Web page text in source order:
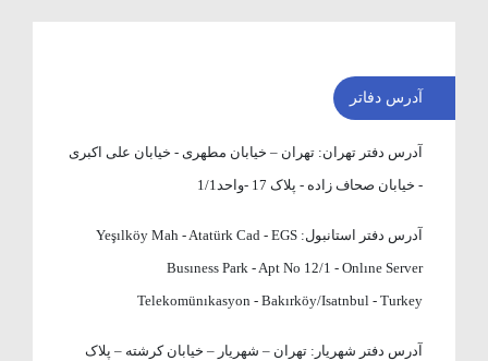
آدرس دفاتر
آدرس دفتر تهران: تهران – خیابان مطهری - خیابان علی اکبری
- خیابان صحاف زاده - پلاک 17 -واحد1/1
آدرس دفتر استانبول: Yeşılköy Mah - Atatürk Cad - EGS
Busıness Park - Apt No 12/1 - Onlıne Server
Telekomünıkasyon - Bakırköy/Isatnbul - Turkey
آدرس دفتر شهریار:تهران – شهریار – خیابان کرشته – پلاک